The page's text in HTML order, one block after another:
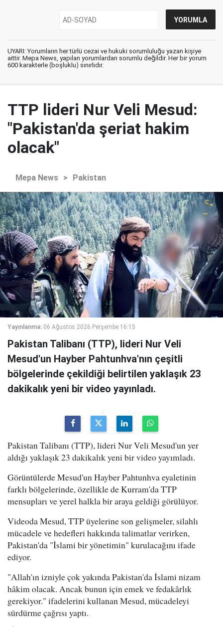
UYARI: Yorumların her türlü cezai ve hukuki sorumluluğu yazan kişiye
aittir. Mepa News, yapılan yorumlardan sorumlu değildir. Her bir yorum
600 karakterle (boşluklu) sınırlıdır.
TTP lideri Nur Veli Mesud:
"Pakistan'da şeriat hakim
olacak"
Mepa News > Pakistan
Yayınlanma: 06 Ağustos 2026 Perşembe 16:15
Pakistan Talibanı (TTP), lideri Nur Veli
Mesud'un Hayber Pahtunhva'nın çeşitli
bölgelerinde çekildiği belirtilen yaklaşık 23
dakikalık yeni bir video yayınladı.
Pakistan Talibanı (TTP), lideri Nur Veli Mesud'un yer
aldığı yaklaşık 23 dakikalık yeni bir video yayımladı.
Görüntülerde Mesud'un Hayber Pahtunhva eyaletinin
farklı bölgelerinde, özellikle de Kurram'da TTP
mensupları ve yerel halkla bir araya geldiği görülüyor.
Videoda Mesud, TTP üyelerine son gelişmeler, silahlı
mücadele ve hedefleri hakkında talimatlar verirken,
Pakistan'da "İslami bir yönetimin" kurulacağını ifade
ediyor.
"Allah'ın izniyle çok yakında Pakistan'da İslami nizam
hâkim olacak. Ancak bunun için emek ve fedakârlık
gerekiyor." ifadelerini kullanan Mesud, mücadeleyi
sürdürme çağrısı yaptı.